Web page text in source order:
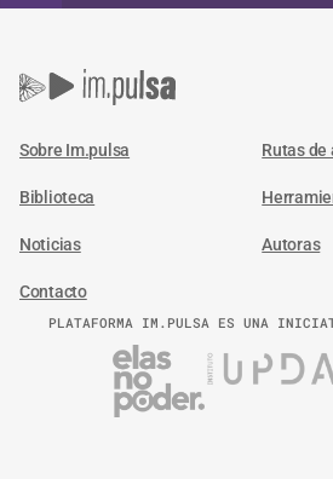
Sobre Im.pulsa Rutas de
Biblioteca
Noticias Autoras
Contacto
PLATAFORMA IM.PULSA ES UNA